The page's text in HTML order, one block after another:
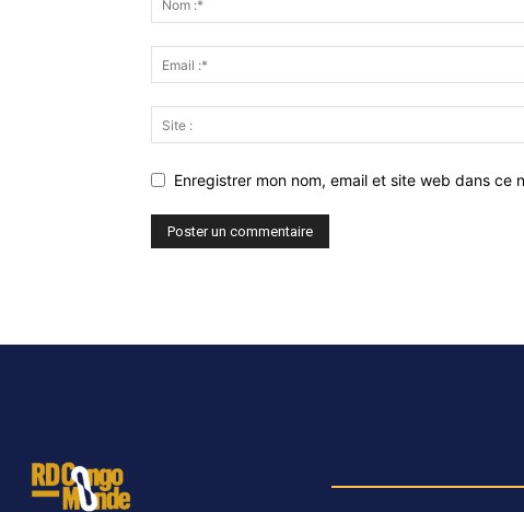
Enregistrer mon nom, email et site web dans